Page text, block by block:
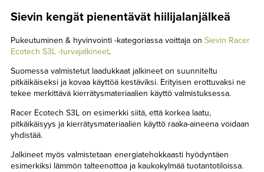
Sievin kengät pienentävät hiilijalanjälkeä
Pukeutuminen & hyvinvointi -kategoriassa voittaja on Sievin Racer
Ecotech S3L -turvajalkineet.
Suomessa valmistetut laadukkaat jalkineet on suunniteltu
pitkäikäiseksi ja kovaa käyttöä kestäviksi. Erityisen erottuvaksi ne
tekee merkittävä kierrätysmateriaalien käyttö valmistuksessa.
Racer Ecotech S3L on esimerkki siitä, että korkea laatu,
pitkäikäisyys ja kierrätysmateriaalien käyttö raaka-aineena voidaan
yhdistää.
Jalkineet myös valmistetaan energiatehokkaasti hyödyntäen
esimerkiksi lämmön talteenottoa ja kaukokylmää tuotantotiloissa.